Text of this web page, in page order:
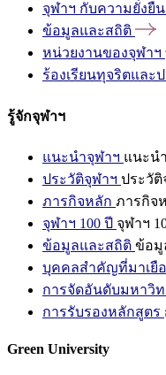
จุฬาฯ กับความยั่งยืน
ข้อมูลและสถิติ
หน่วยงานของจุฬาฯ
ร้องเรียนทุจริตและ
รู้จักจุฬาฯ
แนะนำจุฬาฯ แนะน
ประวัติจุฬาฯ ประวัติ
ภารกิจหลัก ภารกิจ
จุฬาฯ 100 ปี จุฬาฯ
ข้อมูลและสถิติ ข้อมู
บุคคลสำคัญที่มาเยื
การจัดอันดับมหาวิท
การรับรองหลักสูตร
Green University